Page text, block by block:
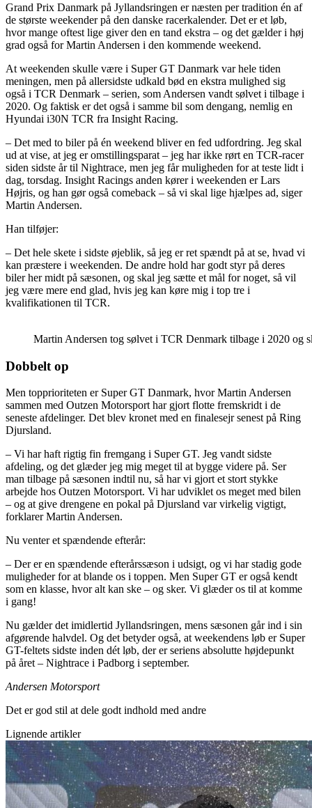
Grand Prix Danmark på Jyllandsringen er næsten per tradition én af
de største weekender på den danske racerkalender. Det er et løb,
hvor mange oftest lige giver den en tand ekstra – og det gælder i høj
grad også for Martin Andersen i den kommende weekend.
At weekenden skulle være i Super GT Danmark var hele tiden
meningen, men på allersidste udkald bød en ekstra mulighed sig
også i TCR Denmark – serien, som Andersen vandt sølvet i tilbage i
2020. Og faktisk er det også i samme bil som dengang, nemlig en
Hyundai i30N TCR fra Insight Racing.
– Det med to biler på én weekend bliver en fed udfordring. Jeg skal
ud at vise, at jeg er omstillingsparat – jeg har ikke rørt en TCR-racer
siden sidste år til Nightrace, men jeg får muligheden for at teste lidt i
dag, torsdag. Insight Racings anden kører i weekenden er Lars
Højris, og han gør også comeback – så vi skal lige hjælpes ad, siger
Martin Andersen.
Han tilføjer:
– Det hele skete i sidste øjeblik, så jeg er ret spændt på at se, hvad vi
kan præstere i weekenden. De andre hold har godt styr på deres
biler her midt på sæsonen, og skal jeg sætte et mål for noget, så vil
jeg være mere end glad, hvis jeg kan køre mig i top tre i
kvalifikationen til TCR.
Martin Andersen tog sølvet i TCR Denmark tilbage i 2020 og
Dobbelt op
Men topprioriteten er Super GT Danmark, hvor Martin Andersen
sammen med Outzen Motorsport har gjort flotte fremskridt i de
seneste afdelinger. Det blev kronet med en finalesejr senest på Ring
Djursland.
– Vi har haft rigtig fin fremgang i Super GT. Jeg vandt sidste
afdeling, og det glæder jeg mig meget til at bygge videre på. Ser
man tilbage på sæsonen indtil nu, så har vi gjort et stort stykke
arbejde hos Outzen Motorsport. Vi har udviklet os meget med bilen
– og at give drengene en pokal på Djursland var virkelig vigtigt,
forklarer Martin Andersen.
Nu venter et spændende efterår:
– Der er en spændende efterårssæson i udsigt, og vi har stadig gode
muligheder for at blande os i toppen. Men Super GT er også kendt
som en klasse, hvor alt kan ske – og sker. Vi glæder os til at komme
i gang!
Nu gælder det imidlertid Jyllandsringen, mens sæsonen går ind i sin
afgørende halvdel. Og det betyder også, at weekendens løb er Super
GT-feltets sidste inden dét løb, der er seriens absolutte højdepunkt
på året – Nightrace i Padborg i september.
Andersen Motorsport
Det er god stil at dele godt indhold med andre
Lignende artikler